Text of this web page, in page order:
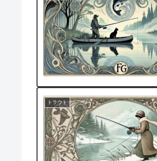
トラウト